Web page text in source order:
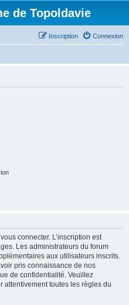
de Topoldavie
Connexion
Inscription
connecter. L’inscription est
Les administrateurs du forum
aux utilisateurs inscrits.
pris connaissance de nos
de confidentialité. Veuillez
attentivement toutes les règles du